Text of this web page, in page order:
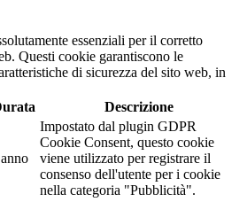
essenziali per il corretto
Questi cookie garantiscono le
di sicurezza del sito web, in
Descrizione
Impostato dal plugin GDPR
Cookie Consent, questo cookie
viene utilizzato per registrare il
consenso dell'utente per i cookie
nella categoria "Pubblicità".